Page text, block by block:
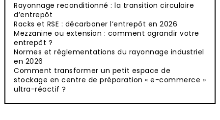
Rayonnage reconditionné : la transition circulaire
d’entrepôt
Racks et RSE : décarboner l’entrepôt en 2026
Mezzanine ou extension : comment agrandir votre
entrepôt ?
Normes et réglementations du rayonnage industriel
en 2026
Comment transformer un petit espace de
stockage en centre de préparation « e-commerce »
ultra-réactif ?